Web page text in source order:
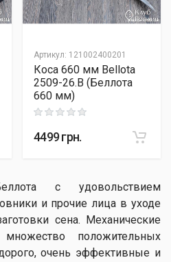
Артикул: 121002400201
Коса 660 мм Bellota
2509-26.B (Беллота
660 мм)
Rating: 0 out of 5
4499грн.
с удовольствием
и прочие лица в уходе
сена. Механические
положительных
очень эффективные и